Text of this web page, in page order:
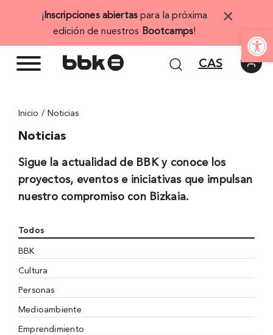
Abrir
¡ Inscripciones abiertas para la próxima
edición de nuestros Bootcamps!
×
CAS
Inicio Noticias
Noticias
Sigue la actualidad de BBK y conoce los
proyectos, eventos e iniciativas que impulsan
nuestro compromiso con Bizkaia.
Todos
BBK
Cultura
Personas
Medioambiente
Emprendimiento